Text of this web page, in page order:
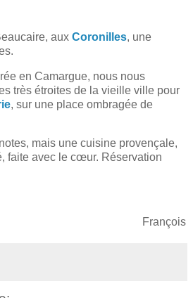
aux Coronilles, une
en Camargue, nous nous
très étroites de la vieille ville pour
, sur une place ombragée de
mais une cuisine provençale,
faite avec le cœur. Réservation
François